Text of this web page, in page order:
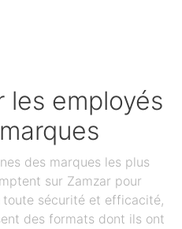
les employés
des marques les plus
sur Zamzar pour
sécurité et efficacité,
des formats dont ils ont